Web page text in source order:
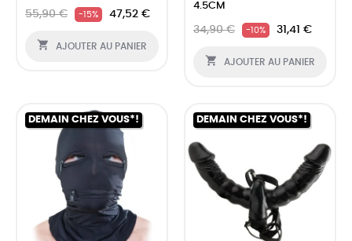
55,90 € -15% 47,52 €
 AJOUTER AU PANIER
4.5CM
34,90 € -10% 31,41 €
 AJOUTER AU PANIER
DEMAIN CHEZ VOUS*! DEMAIN CHEZ VOUS*!